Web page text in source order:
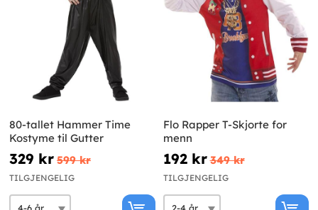
80-tallet Hammer Time
Kostyme til Gutter
329 kr 599 kr
TILGJENGELIG
Flo Rapper T-Skjorte for
menn
192 kr 349 kr
TILGJENGELIG